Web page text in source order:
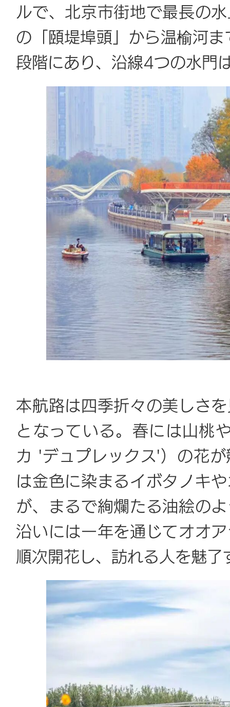
ルで、北京市街地で最長の
の「頤堤埠頭」から温榆河
段階にあり、沿線4つの水門
本航路は四季折々の美しさ
となっている。春には山桃
カ 'デュプレックス'）の花
は金色に染まるイボタノキ
が、まるで絢爛たる油絵の
沿いには一年を通じてオオ
順次開花し、訪れる人を魅了